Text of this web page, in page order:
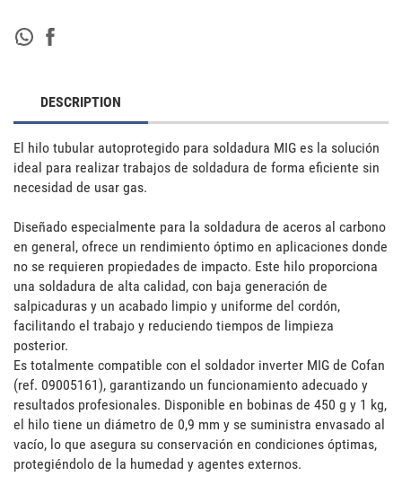
DESCRIPTION
El hilo tubular autoprotegido para soldadura MIG es la solución
ideal para realizar trabajos de soldadura de forma eficiente sin
necesidad de usar gas.
Diseñado especialmente para la soldadura de aceros al carbono
en general, ofrece un rendimiento óptimo en aplicaciones donde
no se requieren propiedades de impacto. Este hilo proporciona
una soldadura de alta calidad, con baja generación de
salpicaduras y un acabado limpio y uniforme del cordón,
facilitando el trabajo y reduciendo tiempos de limpieza
posterior.
Es totalmente compatible con el soldador inverter MIG de Cofan
(ref. 09005161), garantizando un funcionamiento adecuado y
resultados profesionales. Disponible en bobinas de 450 g y 1 kg,
el hilo tiene un diámetro de 0,9 mm y se suministra envasado al
vacío, lo que asegura su conservación en condiciones óptimas,
protegiéndolo de la humedad y agentes externos.